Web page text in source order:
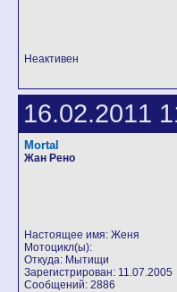
Неактивен
16.02.2011
Mortal
Жан Рено
Настоящее имя: Женя
Мотоцикл(ы):
Откуда: Мытищи
Зарегистрирован: 11.07.2005
Сообщений: 2886